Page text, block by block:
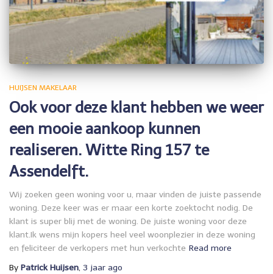
HUIJSEN MAKELAAR
Ook voor deze klant hebben we weer
een mooie aankoop kunnen
realiseren. Witte Ring 157 te
Assendelft.
Wij zoeken geen woning voor u, maar vinden de juiste passende
woning. Deze keer was er maar een korte zoektocht nodig. De
klant is super blij met de woning. De juiste woning voor deze
klant.Ik wens mijn kopers heel veel woonplezier in deze woning
en feliciteer de verkopers met hun verkochte Read more
By Patrick Huijsen, 3 jaar ago